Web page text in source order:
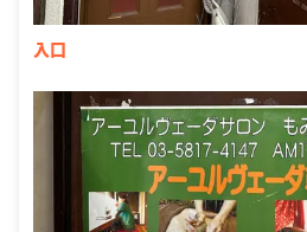
入口